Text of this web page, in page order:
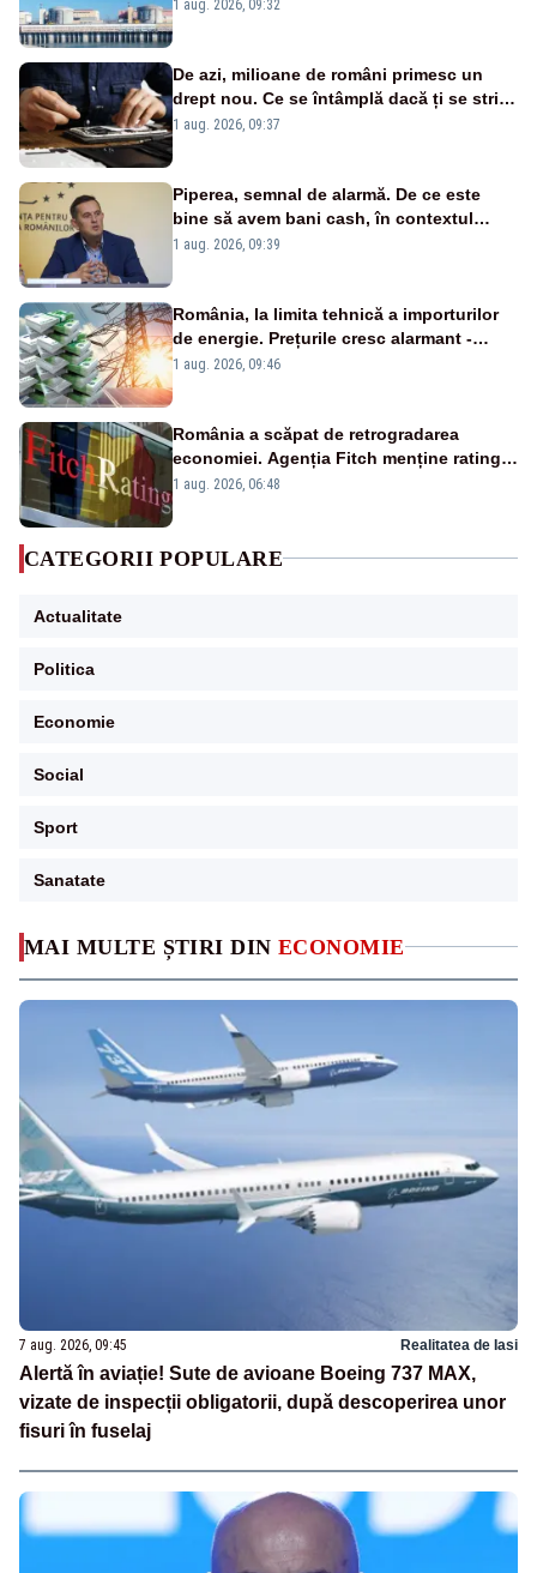
MAI MULTE ȘTIRI DIN ECONOMIE
7 aug. 2026, 09:45 Realitatea de Iasi
Alertă în aviație! Sute de avioane Boeing 737 MAX,
vizate de inspecții obligatorii, după descoperirea unor
fisuri în fuselaj
1 aug. 2026, 09:32
De azi, milioane de români primesc un
drept nou. Ce se întâmplă dacă ți se strică
un produs
1 aug. 2026, 09:37
Piperea, semnal de alarmă. De ce este
bine să avem bani cash, în contextul
alertei energetice?
1 aug. 2026, 09:39
România, la limita tehnică a importurilor
de energie. Prețurile cresc alarmant -
Analiză Realitatea Plus
1 aug. 2026, 09:46
România a scăpat de retrogradarea
economiei. Agenția Fitch menține ratingul
„BBB-” cu perspectivă negativă
1 aug. 2026, 06:48
CATEGORII POPULARE
Actualitate
Politica
Economie
Social
Sport
Sanatate